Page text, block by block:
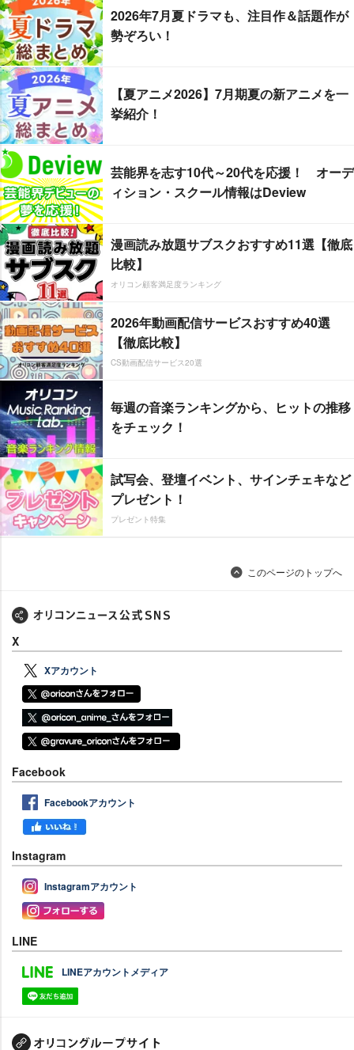
2026年7月夏ドラマも、注目作＆話題作が
勢ぞろい！
【夏アニメ2026】7月期夏の新アニメを一
挙紹介！
芸能界を志す10代～20代を応援！ オーデ
ィション・スクール情報はDeview
漫画読み放題サブスクおすすめ11選【徹底
比較】
オリコン顧客満足度ランキング
2026年動画配信サービスおすすめ40選
【徹底比較】
CS動画配信サービス20選
毎週の音楽ランキングから、ヒットの推移
をチェック！
試写会、登壇イベント、サインチェキなど
プレゼント！
プレゼント特集
このページのトップへ
X
Xアカウント
Facebook
Facebookアカウント
Instagram
Instagramアカウント
LINE
LINEアカウントメディア